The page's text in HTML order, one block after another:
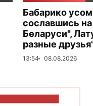
Бабарико
сославшись
Беларуси",
разные
13:54 08.08.2026